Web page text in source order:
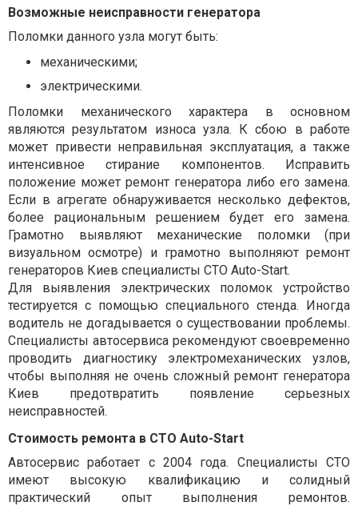
Возможные неисправности генератора
Поломки данного узла могут быть:
механическими;
электрическими.
Поломки механического характера в основном
являются результатом износа узла. К сбою в работе
может привести неправильная эксплуатация, а также
интенсивное стирание компонентов. Исправить
положение может ремонт генератора либо его замена.
Если в агрегате обнаруживается несколько дефектов,
более рациональным решением будет его замена.
Грамотно выявляют механические поломки (при
визуальном осмотре) и грамотно выполняют ремонт
генераторов Киев специалисты СТО Auto-Start.
Для выявления электрических поломок устройство
тестируется с помощью специального стенда. Иногда
водитель не догадывается о существовании проблемы.
Специалисты автосервиса рекомендуют своевременно
проводить диагностику электромеханических узлов,
чтобы выполняя не очень сложный ремонт генератора
Киев предотвратить появление серьезных
неисправностей.
Стоимость ремонта в СТО Auto-Start
Автосервис работает с 2004 года. Специалисты СТО
имеют высокую квалификацию и солидный
практический опыт выполнения ремонтов.